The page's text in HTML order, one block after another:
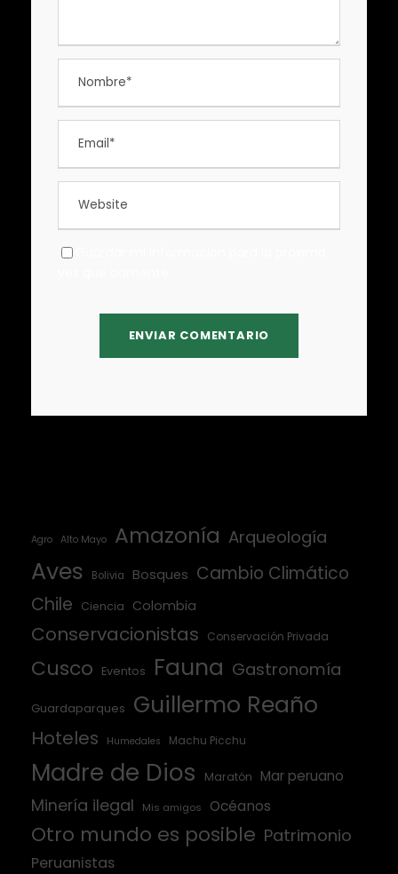
Agro Alto Mayo Amazonía Arqueología
Aves Bolivia Bosques Cambio Climático
Chile
Ciencia Colombia
Conservacionistas Conservación Privada
Cusco Eventos Fauna Gastronomía
Guardaparques Guillermo Reaño
Hoteles Humedales Machu Picchu
Madre de Dios Maratón Mar peruano
Minería ilegal Mis amigos Océanos
Otro mundo es posible Patrimonio
Peruanistas